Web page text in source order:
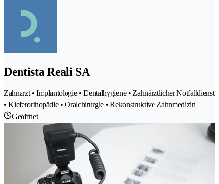
Dentista Reali SA
Zahnarzt • Implantologie • Dentalhygiene • Zahnärztlicher Notfalldienst
• Kieferorthopädie • Oralchirurgie • Rekonstruktive Zahnmedizin
Geöffnet